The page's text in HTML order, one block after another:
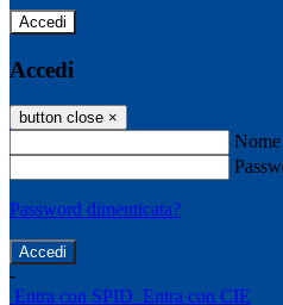
Accedi
Accedi
button close ×
Password dimenticata?
-
Entra con SPID Entra con CIE